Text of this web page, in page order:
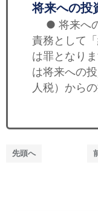
将来への投
● 将来への
責務として
は罪となり
は将来への
人税）から
先頭へ